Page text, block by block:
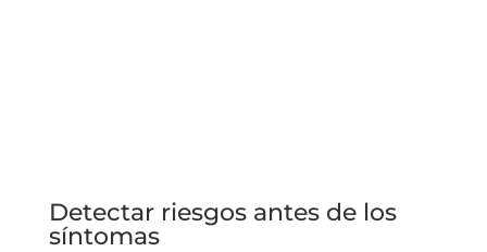
Detectar riesgos antes de los
síntomas